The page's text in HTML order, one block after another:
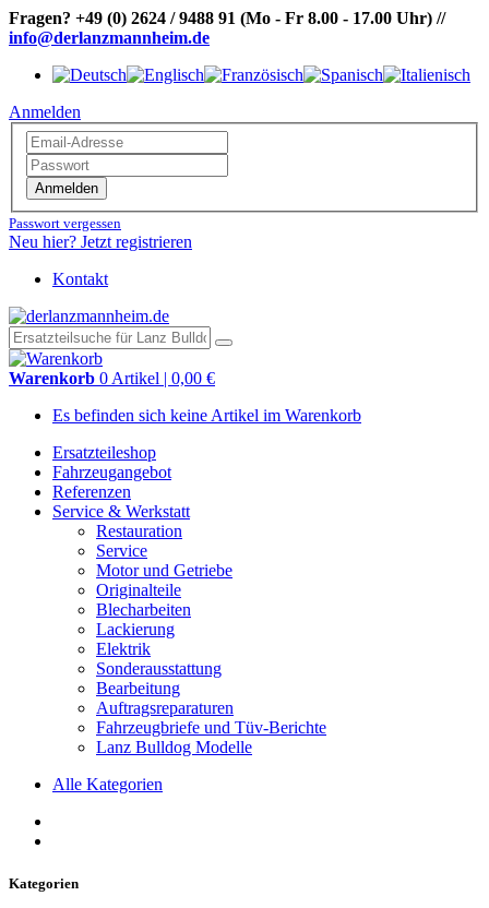
Fragen? +49 (0) 2624 / 9488 91 (Mo - Fr 8.00 - 17.00 Uhr) //
info@derlanzmannheim.de
Anmelden
Anmelden
Passwort vergessen
Neu hier? Jetzt registrieren
Kontakt
Warenkorb 0 Artikel | 0,00 €
Es befinden sich keine Artikel im Warenkorb
Ersatzteileshop
Fahrzeugangebot
Referenzen
Service & Werkstatt
Restauration
Service
Motor und Getriebe
Originalteile
Blecharbeiten
Lackierung
Elektrik
Sonderausstattung
Bearbeitung
Auftragsreparaturen
Fahrzeugbriefe und Tüv-Berichte
Lanz Bulldog Modelle
Alle Kategorien
Kategorien